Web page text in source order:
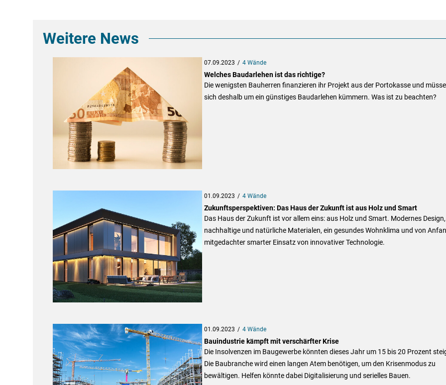
Weitere News
07.09.2023 4 Wände
Welches Baudarlehen ist das richtige?
Die wenigsten Bauherren finanzieren ihr Projekt aus der Portokasse und
sich deshalb um ein günstiges Baudarlehen kümmern. Was ist zu beachten?
01.09.2023 4 Wände
Zukunftsperspektiven: Das Haus der Zukunft ist aus Holz und Smart
Das Haus der Zukunft ist vor allem eins: aus Holz und Smart. Modernes Design,
nachhaltige und natürliche Materialen, ein gesundes Wohnklima und von
mitgedachter smarter Einsatz von innovativer Technologie.
01.09.2023 4 Wände
Bauindustrie kämpft mit verschärfter Krise
Die Insolvenzen im Baugewerbe könnten dieses Jahr um 15 bis 20 Prozent
Die Baubranche wird einen langen Atem benötigen, um den Krisenmodus zu
bewältigen. Helfen könnte dabei Digitalisierung und serielles Bauen.